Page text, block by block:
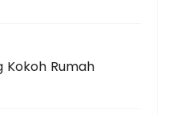
Kokoh Rumah